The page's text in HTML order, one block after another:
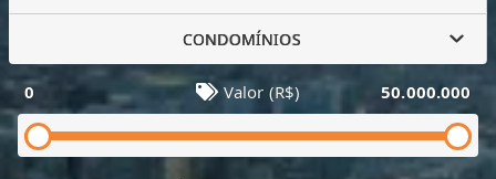
CONDOMÍNIOS
0 Valor (R$) 50.000.000